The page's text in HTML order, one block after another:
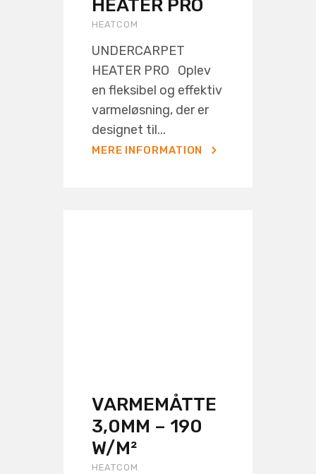
HEATER PRO
HEATCOM
UNDERCARPET
HEATER PRO Oplev
en fleksibel og effektiv
varmeløsning, der er
designet til...
MERE INFORMATION
VARMEMÅTTE
3,0MM – 190
W/M²
HEATCOM